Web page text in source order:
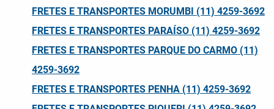
FRETES E TRANSPORTES MORUMBI (11) 4259-3692
FRETES E TRANSPORTES PARAÍSO (11) 4259-3692
FRETES E TRANSPORTES PARQUE DO CARMO (11)
4259-3692
FRETES E TRANSPORTES PENHA (11) 4259-3692